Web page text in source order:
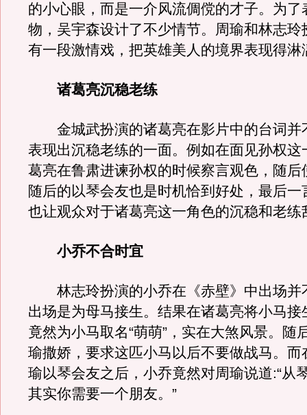
的小心眼，而是一介风流倜傥的才子。为了
物，吴宇森设计了不少情节。周瑜和林志玲
有一段激情戏，把英雄美人的境界表现得淋
诸葛亮沉稳老练
金城武扮演的诸葛亮在影片中的台词并
表现出沉稳老练的一面。例如在面见孙权这
葛亮在鲁肃进谏孙权的时候察言观色，随后
随后的以琴会友也是时机恰到好处，最后一
也让观众对于诸葛亮这一角色的沉稳和老练
小乔不合时宜
林志玲扮演的小乔在《赤壁》中出场并
出场是为母马接生。结果在诸葛亮将小马接
竟然为小马取名“萌萌”，实在大煞风景。随
瑜撒娇，要求这匹小马以后不要做战马。而
瑜以琴会友之后，小乔竟然对周瑜说道:“从
其实你需要一个朋友。”